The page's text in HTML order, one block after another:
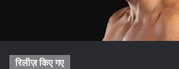
रिलीज़ किए गए